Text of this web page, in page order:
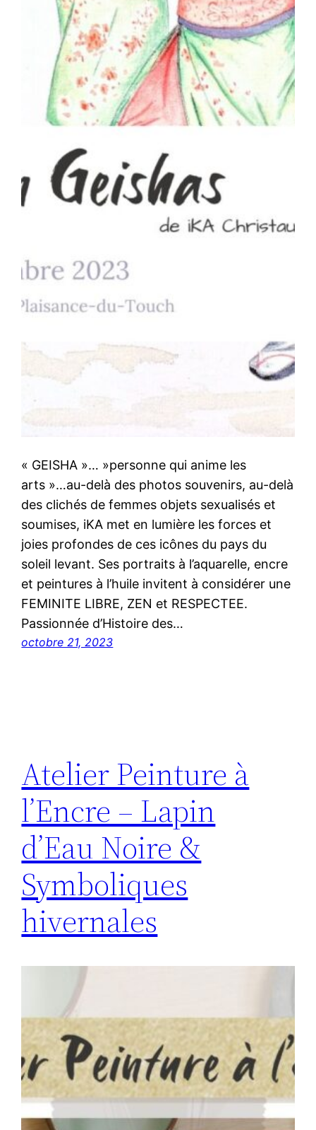
« GEISHA »… »personne qui anime les
arts »…au-delà des photos souvenirs, au-delà
des clichés de femmes objets sexualisés et
soumises, iKA met en lumière les forces et
joies profondes de ces icônes du pays du
soleil levant. Ses portraits à l’aquarelle, encre
et peintures à l’huile invitent à considérer une
FEMINITE LIBRE, ZEN et RESPECTEE.
Passionnée d’Histoire des…
octobre 21, 2023
Atelier Peinture à
l’Encre – Lapin
d’Eau Noire &
Symboliques
hivernales